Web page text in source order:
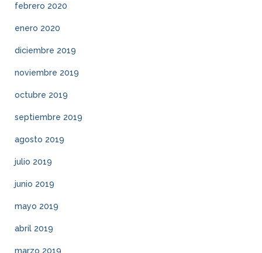
febrero 2020
enero 2020
diciembre 2019
noviembre 2019
octubre 2019
septiembre 2019
agosto 2019
julio 2019
junio 2019
mayo 2019
abril 2019
marzo 2019